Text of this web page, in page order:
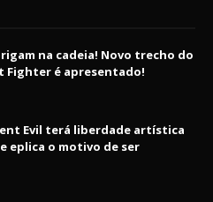
na cadeia! Novo trecho do
Fighter é apresentado!
Evil terá liberdade artística
eplica o motivo de ser